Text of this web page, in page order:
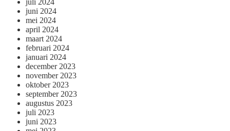
juni 2024
mei 2024
april 2024
maart 2024
februari 2024
januari 2024
december 2023
november 2023
oktober 2023
september 2023
augustus 2023
juli 2023
juni 2023